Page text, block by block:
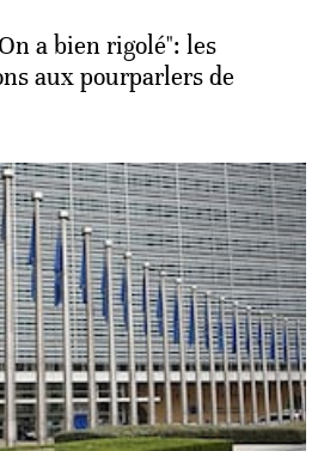
a bien rigolé": les
aux pourparlers de